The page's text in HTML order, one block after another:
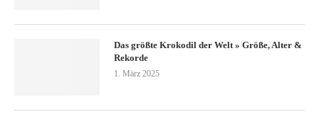
Das größte Krokodil der Welt » Größe, Alter &
Rekorde
1. März 2025